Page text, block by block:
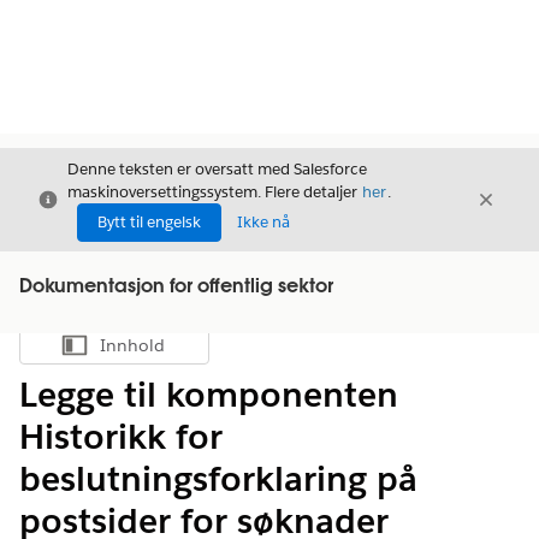
Avslutt
Denne teksten er oversatt med Salesforce
maskinoversettingssystem. Flere detaljer her.
Bytt til engelsk
Ikke nå
Avslutt
Dokumentasjon for offentlig sektor
Vis innholdsfortegnelse
Innhold
Legge til komponenten
Historikk for
beslutningsforklaring på
postsider for søknader